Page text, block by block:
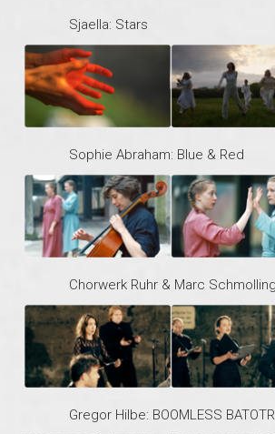
Sjaella: Stars
Sophie Abraham: Blue & Red
Chorwerk Ruhr & Marc
Gregor Hilbe: BOOMLESS